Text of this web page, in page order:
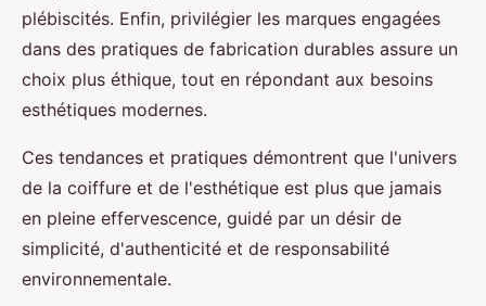
plébiscités. Enfin, privilégier les marques engagées
dans des pratiques de fabrication durables assure un
choix plus éthique, tout en répondant aux besoins
esthétiques modernes.
Ces tendances et pratiques démontrent que l'univers
de la coiffure et de l'esthétique est plus que jamais
en pleine effervescence, guidé par un désir de
simplicité, d'authenticité et de responsabilité
environnementale.